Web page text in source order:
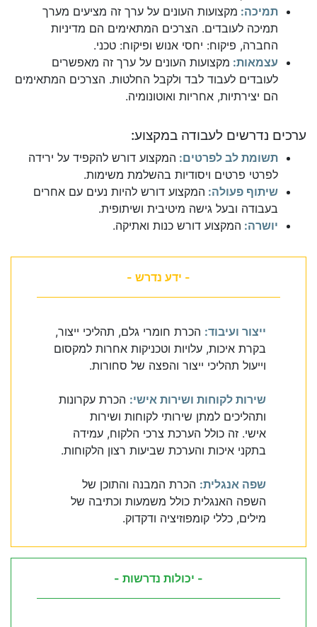
תמיכה: מקצועות העונים על ערך זה מציעים מערך
תמיכה לעובדים. הצרכים המתאימים הם מדיניות
החברה, פיקוח: יחסי אנוש ופיקוח: טכני.
עצמאות: מקצועות העונים על ערך זה מאפשרים
לעובדים לעבוד לבד ולקבל החלטות. הצרכים המתאימים
הם יצירתיות, אחריות ואוטונומיה.
ערכים נדרשים לעבודה במקצוע:
תשומת לב לפרטים: המקצוע דורש להקפיד על ירידה
לפרטי פרטים ויסודיות בהשלמת משימות.
שיתוף פעולה: המקצוע דורש להיות נעים עם אחרים
בעבודה ובעל גישה מיטיבית ושיתופית.
יושרה: המקצוע דורש כנות ואתיקה.
- ידע נדרש -
ייצור ועיבוד: הכרת חומרי גלם, תהליכי ייצור,
בקרת איכות, עלויות וטכניקות אחרות למקסום
וייעול תהליכי ייצור והפצה של סחורות.
שירות לקוחות ושירות אישי: הכרת עקרונות
ותהליכים למתן שירותי לקוחות ושירות
אישי. זה כולל הערכת צרכי הלקוח, עמידה
בתקני איכות והערכת שביעות רצון הלקוחות.
שפה אנגלית: הכרת המבנה והתוכן של
השפה האנגלית כולל משמעות וכתיבה של
מילים, כללי קומפוזיציה ודקדוק.
- יכולות נדרשות -